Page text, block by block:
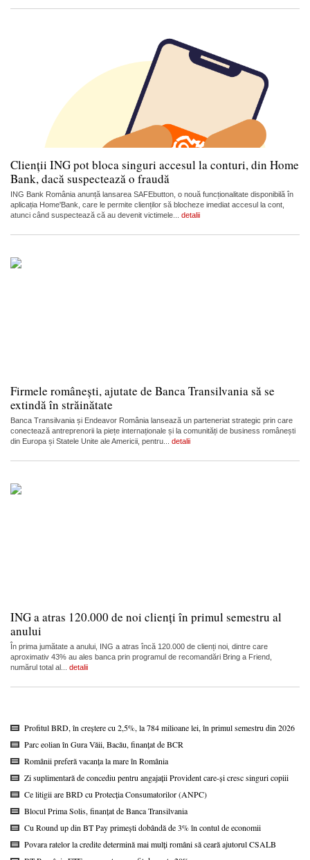
Clienții ING pot bloca singuri accesul la conturi, din Home
Bank, dacă suspectează o fraudă
ING Bank România anunță lansarea SAFEbutton, o nouă funcționalitate disponibilă în
aplicația Home'Bank, care le permite clienților să blocheze imediat accesul la cont,
atunci când suspectează că au devenit victimele... detalii
Firmele românești, ajutate de Banca Transilvania să se
extindă în străinătate
Banca Transilvania și Endeavor România lansează un parteneriat strategic prin care
conectează antreprenorii la piețe internaționale și la comunități de business românești
din Europa și Statele Unite ale Americii, pentru... detalii
ING a atras 120.000 de noi clienți în primul semestru al
anului
În prima jumătate a anului, ING a atras încă 120.000 de clienți noi, dintre care
aproximativ 43% au ales banca prin programul de recomandări Bring a Friend,
numărul total al... detalii
Profitul BRD, în creștere cu 2,5%, la 784 milioane lei, în primul semestru din 2026
Parc eolian în Gura Văii, Bacău, finanțat de BCR
Românii preferă vacanța la mare în România
Zi suplimentară de concediu pentru angajații Provident care-și cresc singuri copiii
Ce litigii are BRD cu Protecția Consumatorilor (ANPC)
Blocul Prima Solis, finanțat de Banca Transilvania
Cu Round up din BT Pay primești dobândă de 3% în contul de economii
Povara ratelor la credite determină mai mulți români să ceară ajutorul CSALB